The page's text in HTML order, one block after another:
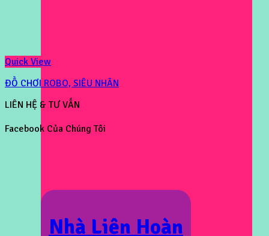
Nhà Liên Hoàn
Quick View
ĐỒ CHƠI ROBO, SIÊU NHÂN
LIÊN HỆ & TƯ VẤN
Facebook Của Chúng Tôi